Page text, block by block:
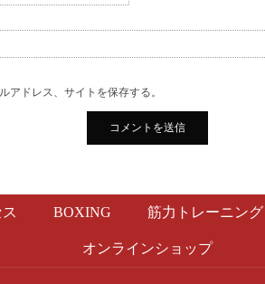
アドレス、サイトを保存する。
BOXING 筋力トレーニング
オンラインショップ